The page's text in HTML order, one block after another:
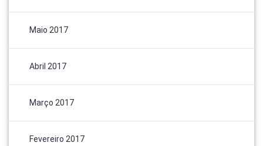
Maio 2017
Abril 2017
Março 2017
Fevereiro 2017